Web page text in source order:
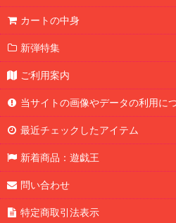
カートの中身
新弾特集
ご利用案内
当サイトの画像やデータの利用に
最近チェックしたアイテム
新着商品：遊戯王
問い合わせ
特定商取引法表示